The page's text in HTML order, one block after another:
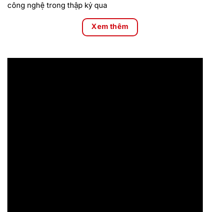
công nghệ trong thập kỷ qua
Xem thêm